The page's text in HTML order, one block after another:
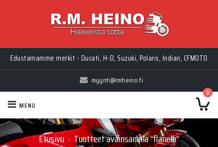
Edustamamme merkit - Ducati, H-D, Suzuki, Polaris, Indian, CFMOTO
myynti@rmheino.fi
0
MENU
Etusivu › Tuotteet avainsanalla “flanelli”